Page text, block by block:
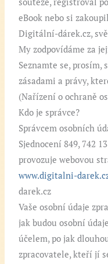
soutěže, registroval
eBook nebo si
Digitální-dárek.cz,
My zodpovídáme za
Seznamte se, prosím,
zásadami a právy,
(Nařízení o ochraně
Kdo je správce?
Správcem osobních
Sjednocení 849, 742
provozuje webovou
www.digitalni-
darek.cz
Vaše osobní údaje
jak budou osobní
účelem, po jak
zpracovatele, kteří jí